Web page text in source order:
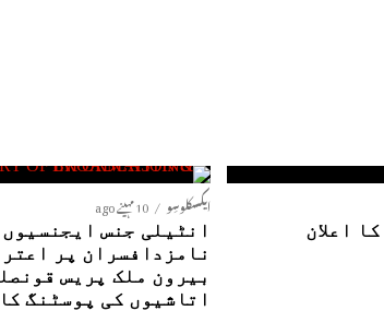
اعلان
ایکسکلوسِو 10 مہینے ago
نامزدافسران پر
بیرون ملک پریس
اتاشیوں کی پوسٹنگ